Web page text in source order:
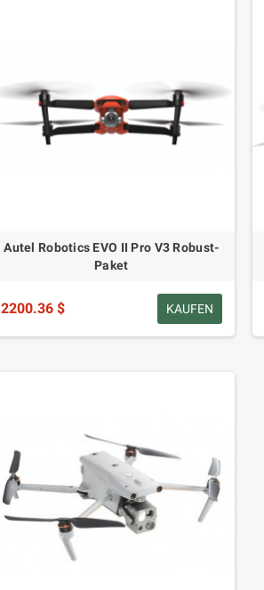
Autel Robotics EVO II Pro V3 Robust-
Paket
2200.36 $ KAUFEN